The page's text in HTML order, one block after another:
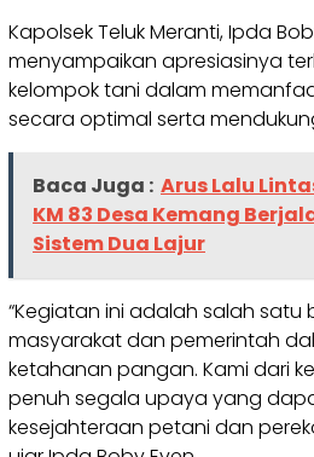
Kapolsek Teluk Meranti, Ipda
menyampaikan apresiasinya
kelompok tani dalam
secara optimal serta
Baca Juga : Arus Lalu
KM 83 Desa Kemang
Sistem Dua Lajur
“Kegiatan ini adalah salah satu
masyarakat dan pemerintah
ketahanan pangan. Kami dari
penuh segala upaya yang
kesejahteraan petani dan